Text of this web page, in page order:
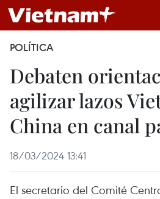
POLÍTICA
Debaten
agilizar lazos
China en canal
18/03/2024 13:41
El secretario del Comité